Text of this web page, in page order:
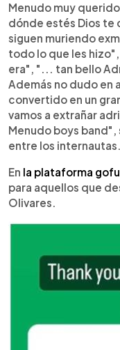
Menudo muy
dónde estés Dios te
siguen muriendo
todo lo que les
era", "... tan bello
Además no dudo en
convertido en un
vamos a extrañar
Menudo boys band",
entre los internautas.
En la plataforma
para aquellos que
Olivares.